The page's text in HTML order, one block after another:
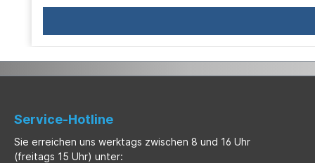
Service-Hotline
Sie erreichen uns werktags zwischen 8 und 16 Uhr
(freitags 15 Uhr) unter: